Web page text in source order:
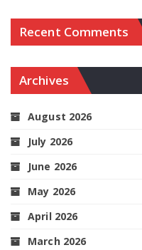
Recent Comments
Archives
August 2026
July 2026
June 2026
May 2026
April 2026
March 2026